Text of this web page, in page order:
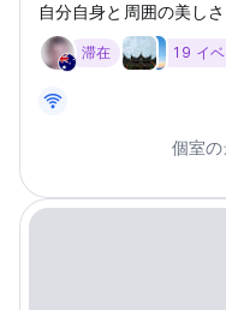
自分自身と周囲の美し
休暇を提供します。
滞在 19 イベ
個室